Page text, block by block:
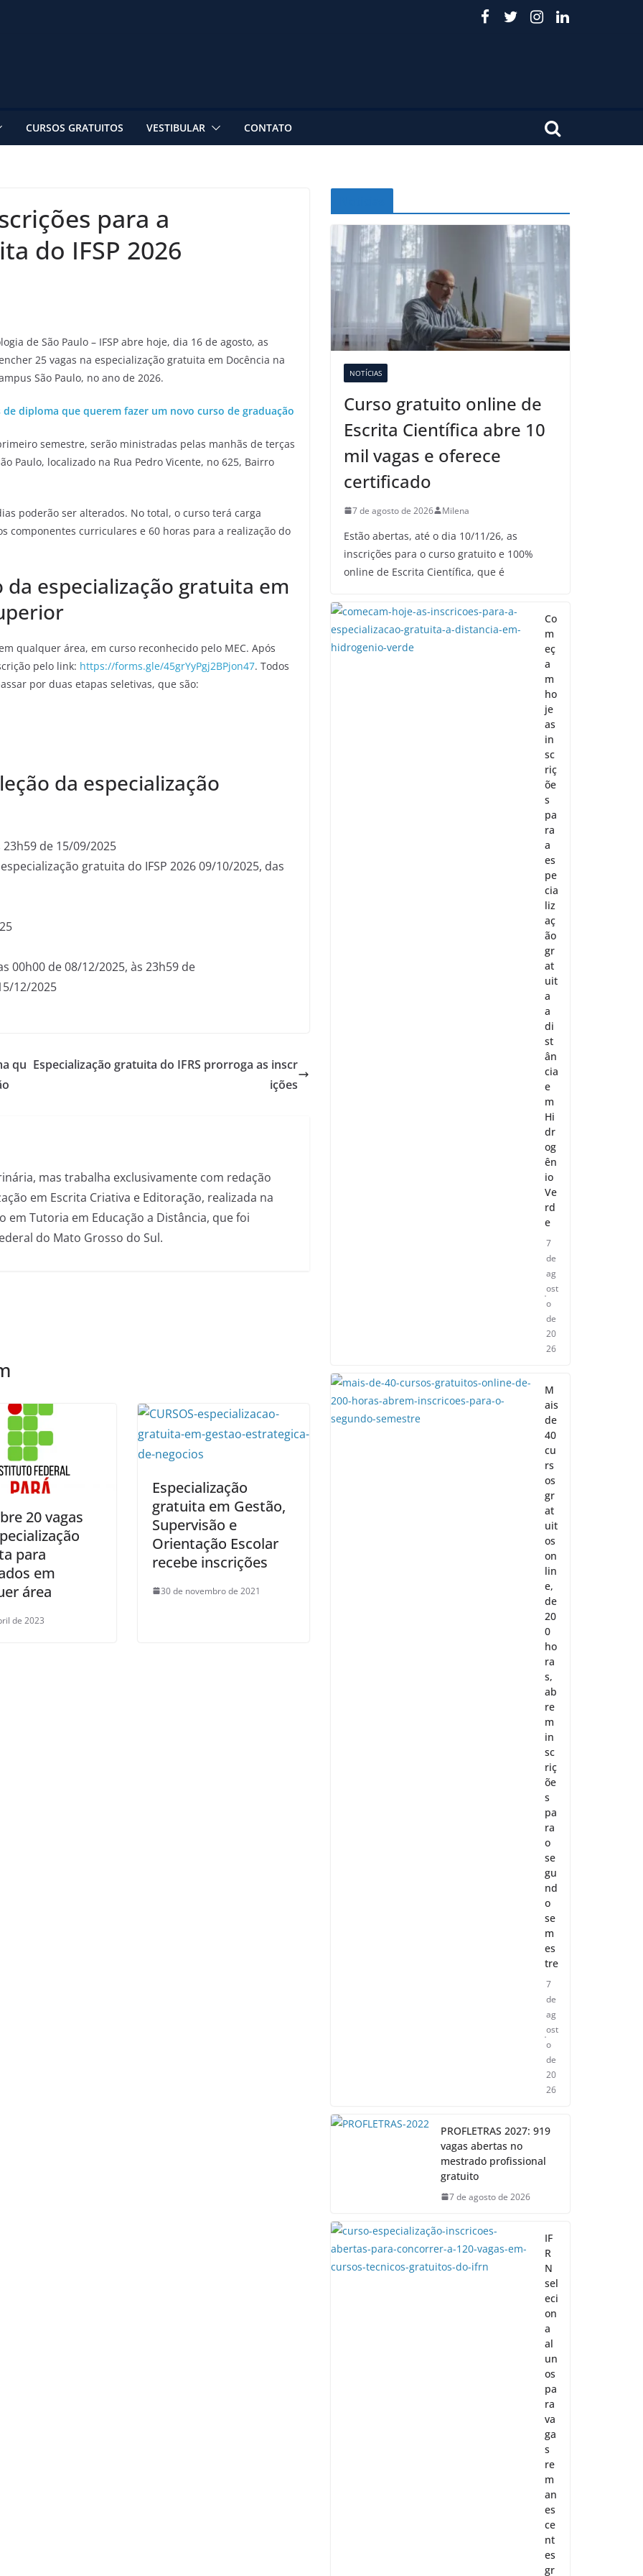
CURSOS GRATUITOS VESTIBULAR CONTATO
para a
do IFSP 2026
de São Paulo – IFSP abre hoje, dia 16 de agosto, as
25 vagas na especialização gratuita em Docência na
São Paulo, no ano de 2026.
diploma que querem fazer um novo curso de graduação
semestre, serão ministradas pelas manhãs de terças
Paulo, localizado na Rua Pedro Vicente, no 625, Bairro
poderão ser alterados. No total, o curso terá carga
componentes curriculares e 60 horas para a realização do
especialização gratuita em
qualquer área, em curso reconhecido pelo MEC. Após
pelo link: https://forms.gle/45grYyPgj2BPjon47. Todos
por duas etapas seletivas, que são:
da especialização
de 15/09/2025
gratuita do IFSP 2026 09/10/2025, das
00h00 de 08/12/2025, às 23h59 de
12/2025
qu Especialização gratuita do IFRS prorroga as inscr
ições
mas trabalha exclusivamente com redação
em Escrita Criativa e Editoração, realizada na
em Tutoria em Educação a Distância, que foi
do Mato Grosso do Sul.
20 vagas
para
em
área
de 2023
Especialização
gratuita em Gestão,
Supervisão e
Orientação Escolar
recebe inscrições
30 de novembro de 2021
NOTÍCIAS
Curso gratuito online de
Escrita Científica abre 10
mil vagas e oferece
certificado
7 de agosto de 2026 Milena
Estão abertas, até o dia 10/11/26, as
inscrições para o curso gratuito e 100%
online de Escrita Científica, que é
Co
m
eç
a
m
ho
je
as
in
sc
riç
õe
s
pa
ra
a
es
pe
cia
liz
aç
ão
gr
at
uit
a
a
di
st
ân
cia
e
m
Hi
dr
og
ên
io
Ve
rd
e
7
de
ag
ost
o
de
20
26
M
ais
de
40
cu
rs
os
gr
at
uit
os
on
lin
e,
de
20
0
ho
ra
s,
ab
re
m
in
sc
riç
õe
s
pa
ra
o
se
gu
nd
o
se
m
es
tre
7
de
ag
ost
o
de
20
26
PROFLETRAS 2027: 919
vagas abertas no
mestrado profissional
gratuito
7 de agosto de 2026
IF
R
N
sel
eci
on
a
al
un
os
pa
ra
va
ga
s
re
m
an
es
ce
nt
es
gr